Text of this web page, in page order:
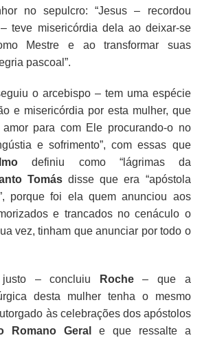
no sepulcro: “Jesus – recordou
– teve misericórdia dela ao deixar-se
Mestre e ao transformar suas
pascoal”.
o arcebispo – tem uma espécie
e misericórdia por esta mulher, que
amor para com Ele procurando-o no
e sofrimento”, com essas que
definiu como “lágrimas da
Tomásdisse que era “apóstola
porque foi ela quem anunciou aos
e trancados no cenáculo o
vez, tinham que anunciar por todo o
– concluiu Roche– que a
desta mulher tenha o mesmo
às celebrações dos apóstolos
Romano Geral
e que ressalte a